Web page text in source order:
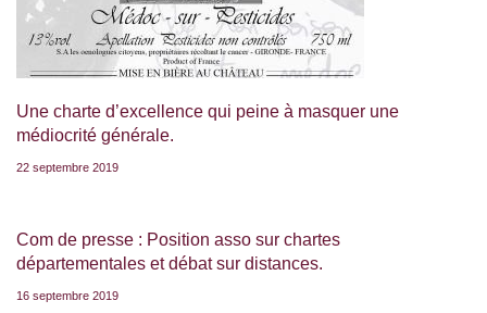
Une charte d’excellence qui peine à masquer une
médiocrité générale.
22 septembre 2019
Com de presse : Position asso sur chartes
départementales et débat sur distances.
16 septembre 2019